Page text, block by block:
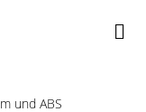
und ABS